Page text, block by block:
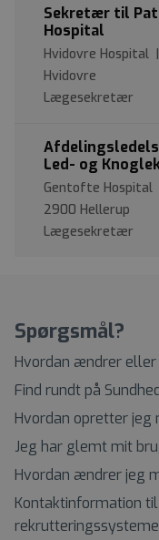
Sekretær til
Hospital
Hvidovre
Hvidovre
Lægesekretær
Led- og
Gentofte Hospital
2900 Hellerup
Lægesekretær
Spørgsmål?
Hvordan ændrer
Find rundt på
Hvordan opretter jeg
Jeg har glemt mit
Hvordan ændrer jeg
Kontaktinformation